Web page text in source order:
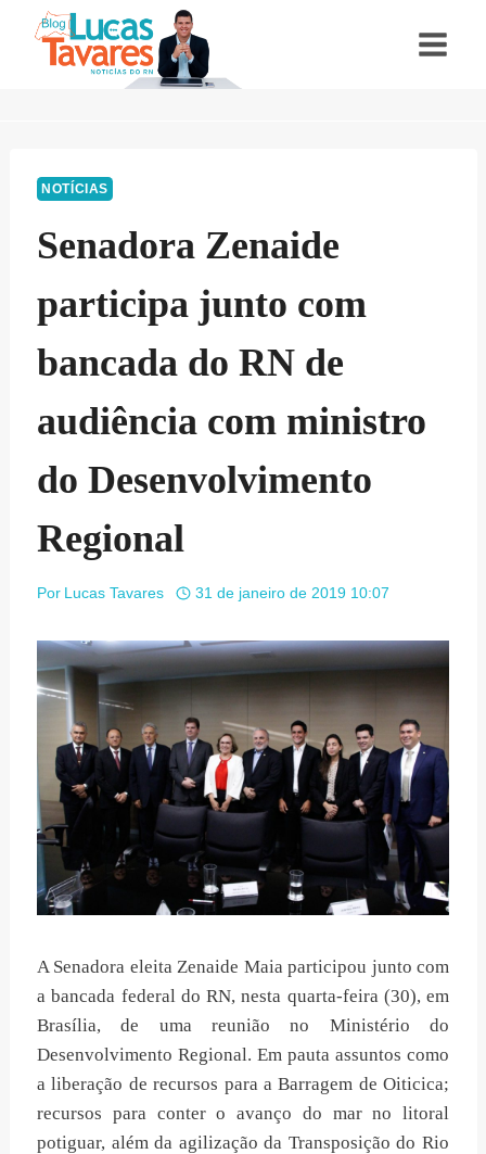
NOTÍCIAS
Senadora Zenaide
participa junto com
bancada do RN de
audiência com ministro
do Desenvolvimento
Regional
Por Lucas Tavares 31 de janeiro de 2019 10:07
A Senadora eleita Zenaide Maia participou junto com
a bancada federal do RN, nesta quarta-feira (30), em
Brasília, de uma reunião no Ministério do
Desenvolvimento Regional. Em pauta assuntos como
a liberação de recursos para a Barragem de Oiticica;
recursos para conter o avanço do mar no litoral
potiguar, além da agilização da Transposição do Rio